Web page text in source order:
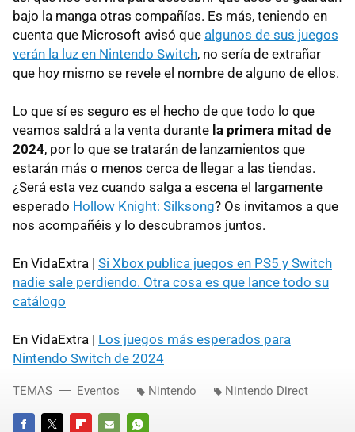
bajo la manga otras compañías. Es más, teniendo en
cuenta que Microsoft avisó que algunos de sus juegos
verán la luz en Nintendo Switch, no sería de extrañar
que hoy mismo se revele el nombre de alguno de ellos.
Lo que sí es seguro es el hecho de que todo lo que
veamos saldrá a la venta durante la primera mitad de
2024, por lo que se tratarán de lanzamientos que
estarán más o menos cerca de llegar a las tiendas.
¿Será esta vez cuando salga a escena el largamente
esperado Hollow Knight: Silksong? Os invitamos a que
nos acompañéis y lo descubramos juntos.
En VidaExtra | Si Xbox publica juegos en PS5 y Switch
nadie sale perdiendo. Otra cosa es que lance todo su
catálogo
En VidaExtra | Los juegos más esperados para
Nintendo Switch de 2024
TEMAS Eventos Nintendo Nintendo Direct